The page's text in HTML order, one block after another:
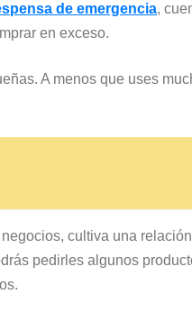
de emergencia,
en exceso.
A menos que uses
cultiva una
pedirles algunos